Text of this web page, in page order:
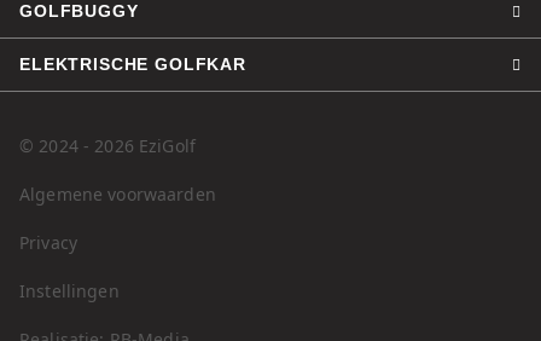
GOLFBUGGY
ELEKTRISCHE GOLFKAR
© 2024 - 2026 EziGolf
Algemene voorwaarden
Privacy
Instellingen